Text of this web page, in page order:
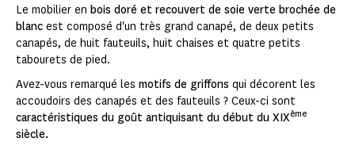
Le mobilier en bois doré et recouvert de soie verte brochée de
blanc est composé d'un très grand canapé, de deux petits
canapés, de huit fauteuils, huit chaises et quatre petits
tabourets de pied.
Avez-vous remarqué les motifs de griffons qui décorent les
accoudoirs des canapés et des fauteuils ? Ceux-ci sont
caractéristiques du goût antiquisant du début du XIXème
siècle.